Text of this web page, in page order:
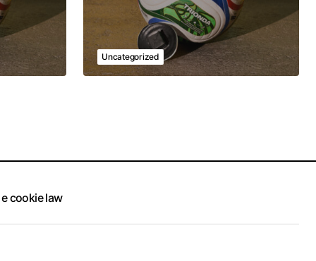
Uncategorized
cookie law